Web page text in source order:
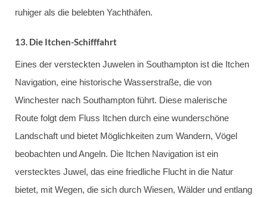
ruhiger als die belebten Yachthäfen.
13. Die Itchen-Schifffahrt
Eines der versteckten Juwelen in Southampton ist die Itchen
Navigation, eine historische Wasserstraße, die von
Winchester nach Southampton führt. Diese malerische
Route folgt dem Fluss Itchen durch eine wunderschöne
Landschaft und bietet Möglichkeiten zum Wandern, Vögel
beobachten und Angeln. Die Itchen Navigation ist ein
verstecktes Juwel, das eine friedliche Flucht in die Natur
bietet, mit Wegen, die sich durch Wiesen, Wälder und entlang